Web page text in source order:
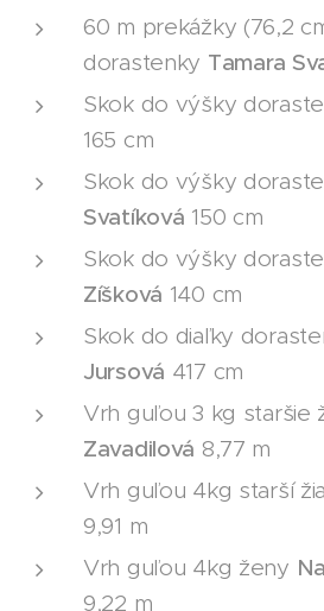
60 m prekážky (76,2
dorastenky Tamara
Skok do výšky
165 cm
Skok do výšky
Svatíková 150 cm
Skok do výšky
Zíšková 140 cm
Skok do diaľky
Jursová 417 cm
Vrh guľou 3 kg staršie
Zavadilová 8,77 m
Vrh guľou 4kg starší
9,91 m
Vrh guľou 4kg ženy
9,22 m